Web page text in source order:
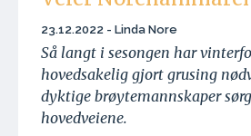
23.12.2022 - Linda Nore
Så langt i sesongen har
hovedsakelig gjort grusing
dyktige brøytemannskaper
hovedveiene.